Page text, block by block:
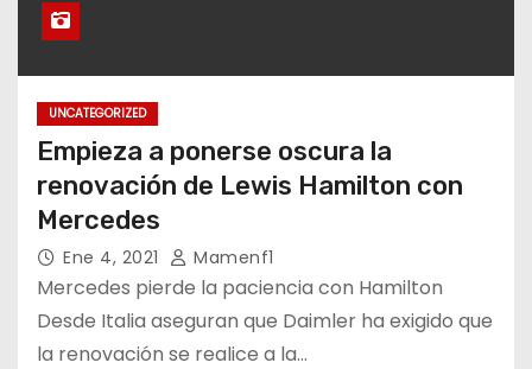
UNCATEGORIZED
Empieza a ponerse oscura la
renovación de Lewis Hamilton con
Mercedes
Ene 4, 2021 Mamenf1
Mercedes pierde la paciencia con Hamilton
Desde Italia aseguran que Daimler ha exigido que
la renovación se realice a la…